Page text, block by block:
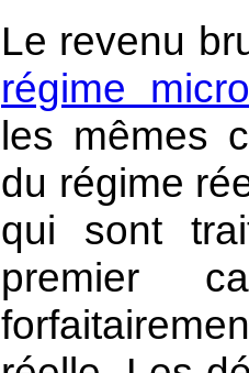
Le revenu
régime
les mêmes
du régime
qui sont
premier